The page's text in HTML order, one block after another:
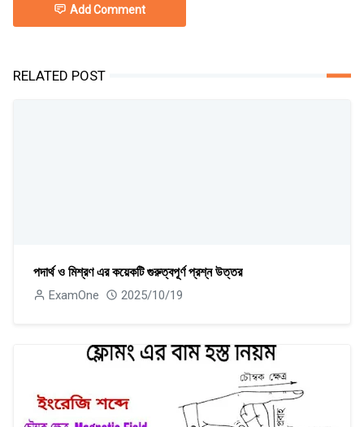
Add Comment
RELATED POST
পদার্থ ও মিশ্রণ এর কয়েকটি গুরুত্বপূর্ণ প্রশ্ন উত্তর
ExamOne 2025/10/19